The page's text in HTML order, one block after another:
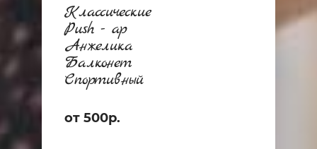
Классические
Push - ap
Анжелика
Балконет
Спортивный
от 500р.